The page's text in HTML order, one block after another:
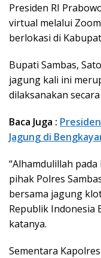
Presiden RI
virtual melalui
berlokasi di
Bupati Sambas,
jagung kali ini
dilaksanakan
Baca Juga :
Jagung di
“Alhamdulillah
pihak Polres
bersama jagung
Republik Indonesia
katanya.
Sementara